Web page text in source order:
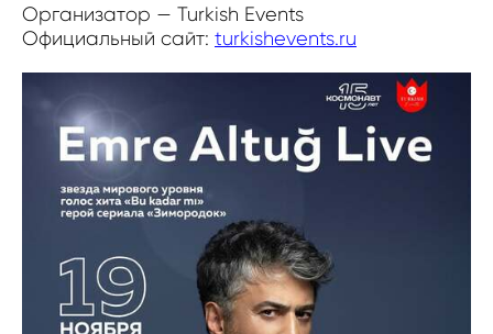
Организатор — Turkish Events
Официальный сайт: turkishevents.ru